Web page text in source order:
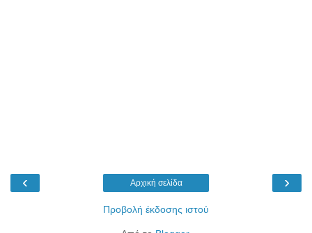
‹ ›
Αρχική σελίδα
Προβολή έκδοσης ιστού